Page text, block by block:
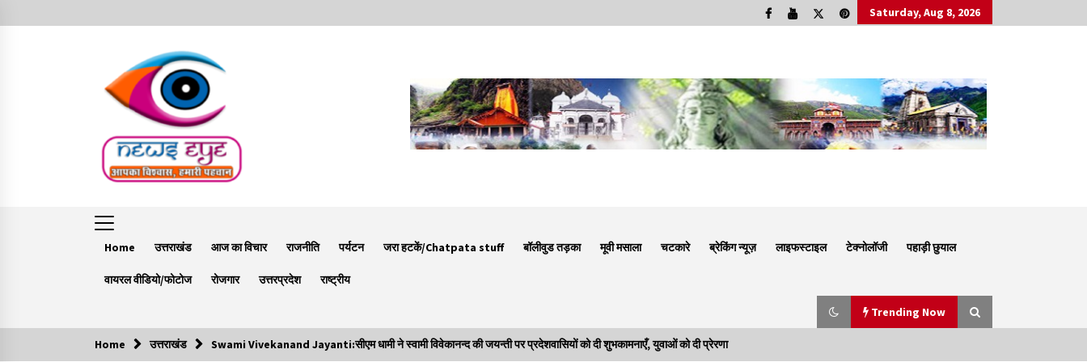
to
Saturday, Aug 8, 2026
Home उत्तराखंड आज का विचार राजनीति पर्यटन जरा हटकें/Chatpata stuff बॉलीवुड तड़का मूवी मसाला चटकारे ब्रेकिंग न्यूज़ लाइफस्टाइल टेक्नोलॉजी पहाड़ी छुयाल
वायरल वीडियो/फोटोज रोजगार उत्तरप्रदेश राष्ट्रीय
Trending Now
Trending Now
Home उत्तराखंड Swami Vivekanand Jayanti:सीएम धामी ने स्वामी विवेकानन्द की जयन्ती पर प्रदेशवासियों को दी शुभकामनाएँ, युवाओं को दी प्रेरणा